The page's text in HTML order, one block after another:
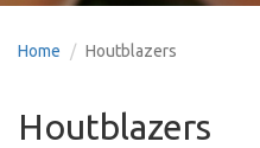
Home Houtblazers
Houtblazers